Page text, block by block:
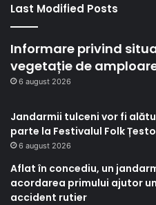
Last Modified Posts
Informare privind
vegetație de
6 august 2026
Jandarmii tulceni vor fi
parte la Festivalul Folk
6 august 2026
Aflat în concediu, un
acordarea primului ajutor
accident rutier